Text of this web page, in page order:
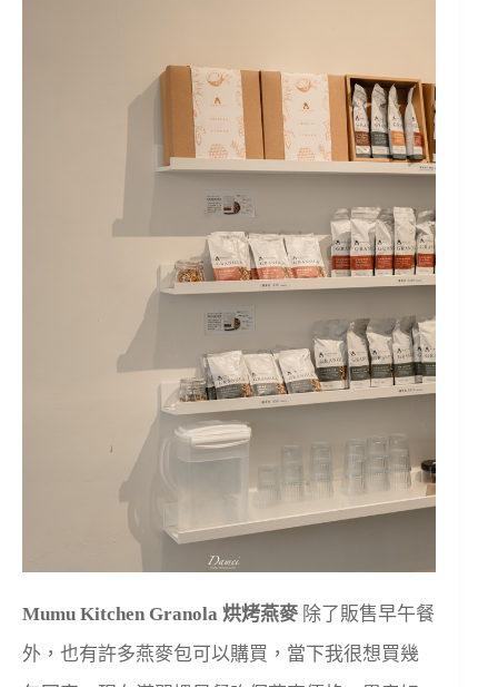
Mumu Kitchen Granola 烘烤燕麥 除了販售早午餐
外，也有許多燕麥包可以購買，當下我很想買幾